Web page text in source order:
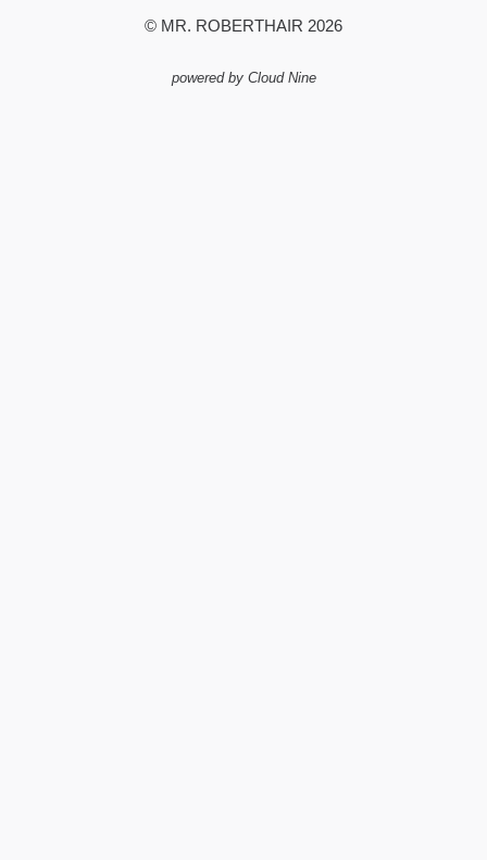
© MR. ROBERTHAIR 2026
powered by Cloud Nine